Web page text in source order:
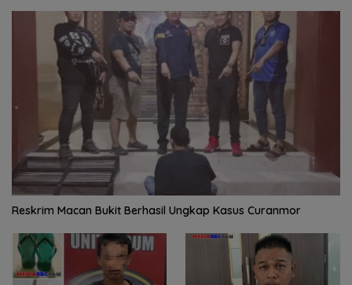
Reskrim Macan Bukit Berhasil Ungkap Kasus Curanmor